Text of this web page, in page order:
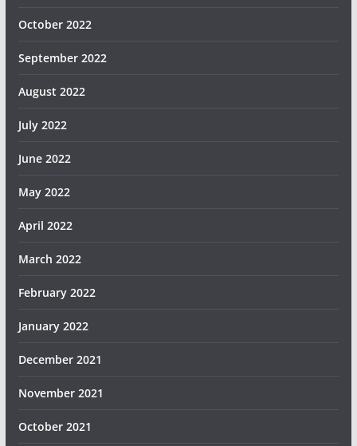
October 2022
September 2022
August 2022
July 2022
June 2022
May 2022
April 2022
March 2022
February 2022
January 2022
December 2021
November 2021
October 2021